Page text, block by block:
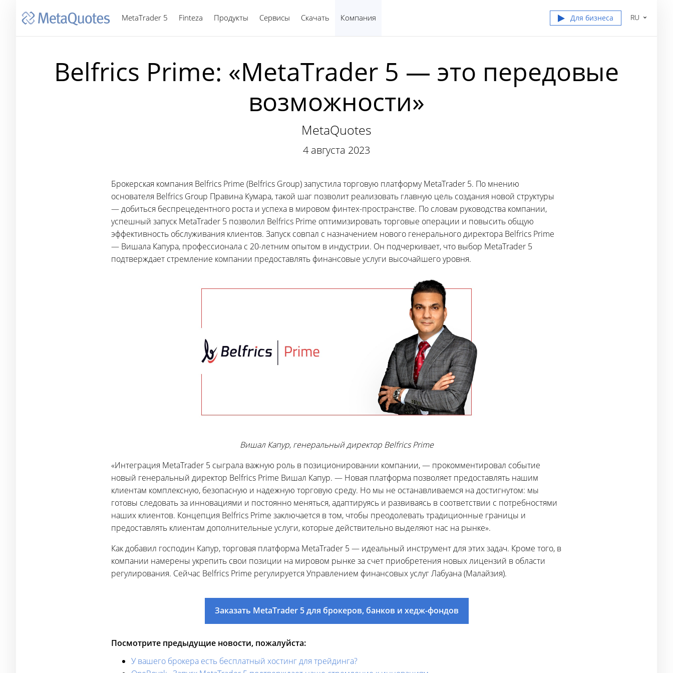
MetaTrader 5 Finteza Продукты Сервисы Скачать Компания Для бизнеса RU
Belfrics Prime: «MetaTrader 5 — это передовые
возможности»
MetaQuotes
4 августа 2023
Брокерская компания Belfrics Prime (Belfrics Group) запустила торговую платформу MetaTrader 5. По мнению
основателя Belfrics Group Правина Кумара, такой шаг позволит реализовать главную цель создания новой структуры
— добиться беспрецедентного роста и успеха в мировом финтех-пространстве. По словам руководства компании,
успешный запуск MetaTrader 5 позволил Belfrics Prime оптимизировать торговые операции и повысить общую
эффективность обслуживания клиентов. Запуск совпал с назначением нового генерального директора Belfrics Prime
— Вишала Капура, профессионала с 20-летним опытом в индустрии. Он подчеркивает, что выбор MetaTrader 5
подтверждает стремление компании предоставлять финансовые услуги высочайшего уровня.
Вишал Капур, генеральный директор Belfrics Prime
«Интеграция MetaTrader 5 сыграла важную роль в позиционировании компании, — прокомментировал событие
новый генеральный директор Belfrics Prime Вишал Капур. — Новая платформа позволяет предоставлять нашим
клиентам комплексную, безопасную и надежную торговую среду. Но мы не останавливаемся на достигнутом: мы
готовы следовать за инновациями и постоянно меняться, адаптируясь и развиваясь в соответствии с потребностями
наших клиентов. Концепция Belfrics Prime заключается в том, чтобы преодолевать традиционные границы и
предоставлять клиентам дополнительные услуги, которые действительно выделяют нас на рынке».
Как добавил господин Капур, торговая платформа MetaTrader 5 — идеальный инструмент для этих задач. Кроме того, в
компании намерены укрепить свои позиции на мировом рынке за счет приобретения новых лицензий в области
регулирования. Сейчас Belfrics Prime регулируется Управлением финансовых услуг Лабуана (Малайзия).
Заказать MetaTrader 5 для брокеров, банков и хедж-фондов
Посмотрите предыдущие новости, пожалуйста:
У вашего брокера есть бесплатный хостинг для трейдинга?